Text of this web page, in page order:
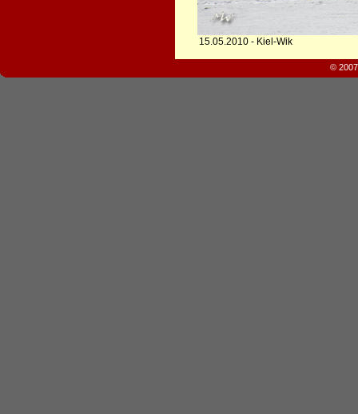
15.05.2010 - Kiel-Wik
©